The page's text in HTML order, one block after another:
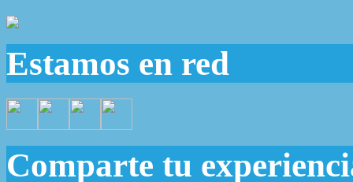
Estamos en red
Comparte tu